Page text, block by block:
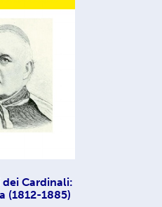
Cardinali:
(1812-1885)